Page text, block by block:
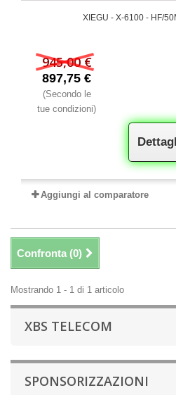
XIEGU - X-6100 - HF/
945,00 €
897,75 €
(Secondo le
tue condizioni)
Aggiungi al comparatore
Confronta (0)
Mostrando 1 - 1 di 1 articolo
XBS TELECOM
SPONSORIZZAZIONI